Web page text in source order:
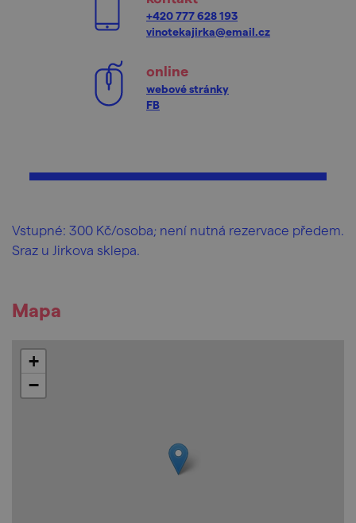
+420 777 628 193
vinotekajirka@email.cz
online
webové stránky
FB
Vstupné: 300 Kč/osoba; není nutná rezervace předem.
Sraz u Jirkova sklepa.
Mapa
+
−